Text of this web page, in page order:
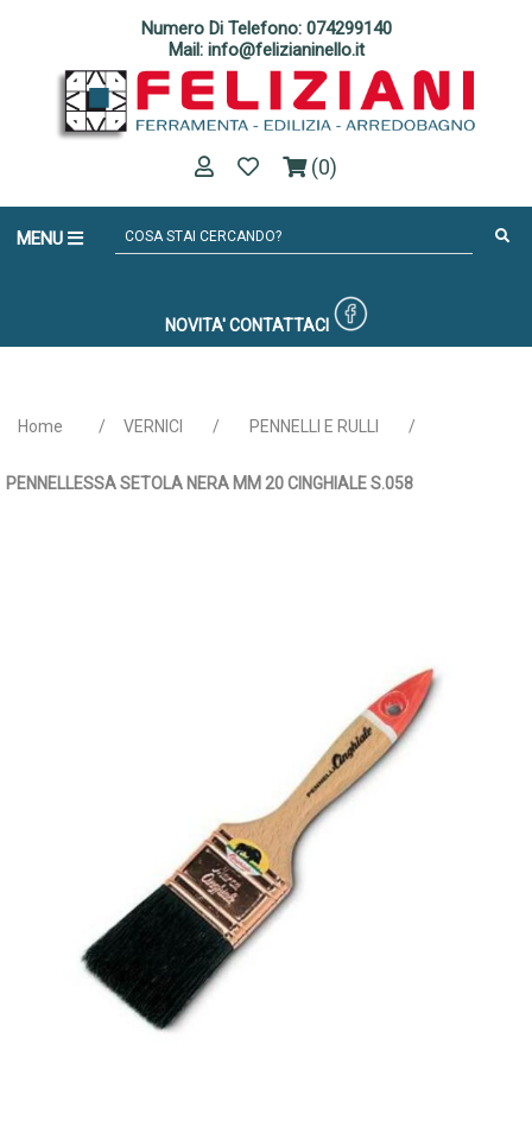
Numero Di Telefono: 074299140
Mail: info@felizianinello.it
(0)
MENU
NOVITA' CONTATTACI
Home / VERNICI / PENNELLI E RULLI /
PENNELLESSA SETOLA NERA MM 20 CINGHIALE S.058